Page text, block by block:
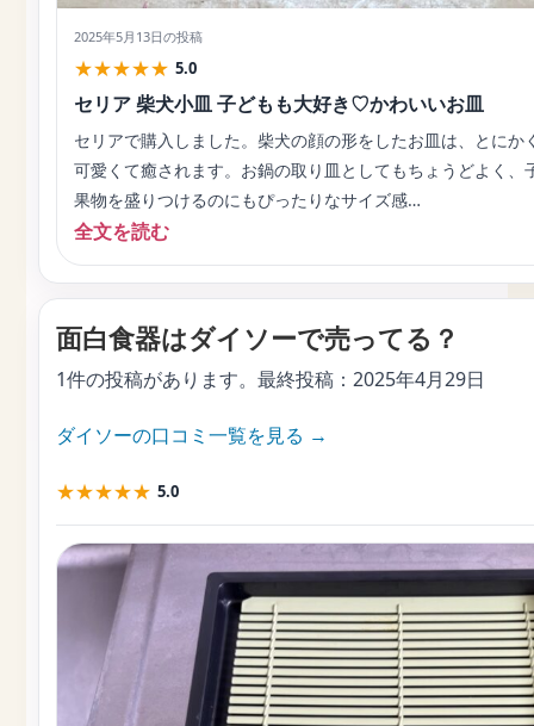
2025年5月13日の投稿
★★★★★ 5.0
セリア 柴犬小皿 子どもも大好き♡かわいいお皿
セリアで購入しました。柴犬の顔の形をしたお皿は、とにか
可愛くて癒されます。お鍋の取り皿としてもちょうどよく、
果物を盛りつけるのにもぴったりなサイズ感…
全文を読む
面白食器はダイソーで売ってる？
1件の投稿があります。最終投稿： 2025年4月29日
ダイソーの口コミ一覧を見る →
★★★★★ 5.0